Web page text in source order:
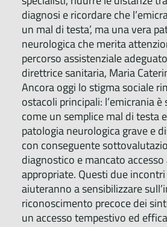
diagnosi e ricordare che
un mal di testa’, ma una vera
neurologica che merita
percorso assistenziale
direttrice sanitaria, Maria
Ancora oggi lo stigma sociale
ostacoli principali: l’emicrania è
come un semplice mal di testa
patologia neurologica grave e
con conseguente
diagnostico e mancato
appropriate. Questi due
aiuteranno a sensibilizzare
riconoscimento precoce dei
un accesso tempestivo ed